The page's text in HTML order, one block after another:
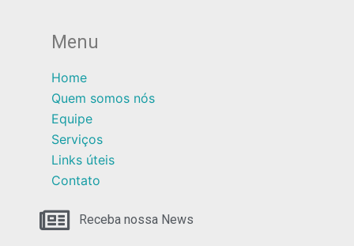
Menu
Home
Quem somos nós
Equipe
Serviços
Links úteis
Contato
Receba nossa News